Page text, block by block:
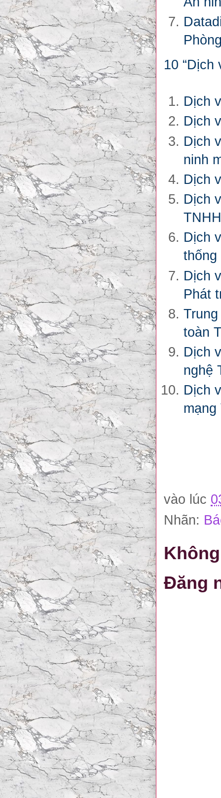
10 “Dịch
Dịch
Dịch
Dịch
ninh
Dịch
Dịch
Dịch
thống
Dịch
Phát
toàn
Dịch
nghệ
Dịch
mạng
vào lúc
Nhãn:
Đăng